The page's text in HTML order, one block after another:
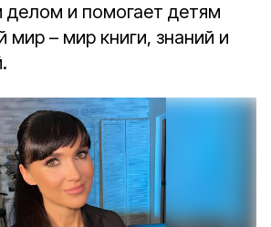
делом и помогает детям
мир – мир книги, знаний и